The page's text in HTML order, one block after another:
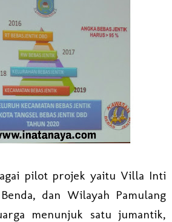
pilot projek yaitu Villa Inti
dan Wilayah Pamulang
menunjuk satu jumantik,